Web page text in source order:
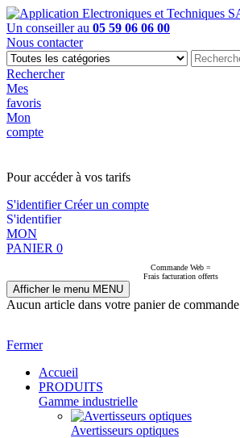
Un conseiller au 05 59 06 06 00
Nous contacter
Rechercher
Mes
favoris
Mon
compte
Pour accéder à vos tarifs
S'identifierCréer un compte
S'identifier
MON
PANIER 0
Commande Web =
Frais facturation offerts
Afficher le menu MENU
Aucun article dans votre panier de commande
Fermer
Accueil
PRODUITS
Gamme industrielle
Avertisseurs optiques